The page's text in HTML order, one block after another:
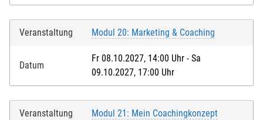
Veranstaltung Modul 20: Marketing & Coaching
Datum
Fr 08.10.2027, 14:00 Uhr - Sa
09.10.2027, 17:00 Uhr
Veranstaltung Modul 21: Mein Coachingkonzept